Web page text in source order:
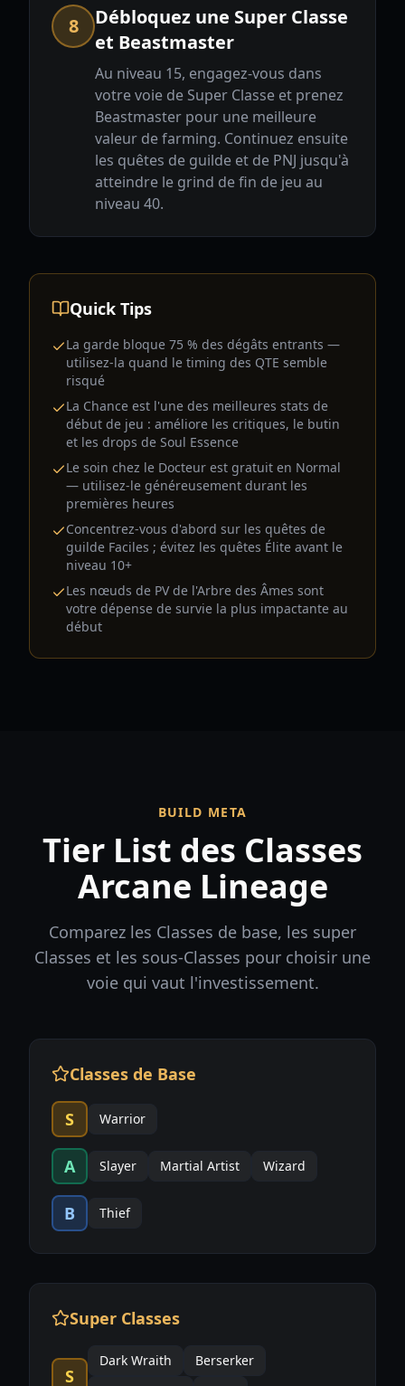
8
Débloquez une Super Classe
et Beastmaster
Au niveau 15, engagez-vous dans
votre voie de Super Classe et prenez
Beastmaster pour une meilleure
valeur de farming. Continuez ensuite
les quêtes de guilde et de PNJ jusqu'à
atteindre le grind de fin de jeu au
niveau 40.
Quick Tips
La garde bloque 75 % des dégâts entrants —
utilisez-la quand le timing des QTE semble
risqué
La Chance est l'une des meilleures stats de
début de jeu : améliore les critiques, le butin
et les drops de Soul Essence
Le soin chez le Docteur est gratuit en Normal
— utilisez-le généreusement durant les
premières heures
Concentrez-vous d'abord sur les quêtes de
guilde Faciles ; évitez les quêtes Élite avant le
niveau 10+
Les nœuds de PV de l'Arbre des Âmes sont
votre dépense de survie la plus impactante au
début
BUILD META
Tier List des Classes
Arcane Lineage
Comparez les Classes de base, les super
Classes et les sous-Classes pour choisir une
voie qui vaut l'investissement.
Classes de Base
S Warrior
A Slayer Martial Artist Wizard
B Thief
Super Classes
S
Dark Wraith
Berserker